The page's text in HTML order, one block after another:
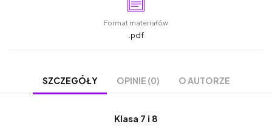
Format materiałów
.pdf
SZCZEGÓŁY OPINIE (0) O AUTORZE
Klasa 7 i 8​